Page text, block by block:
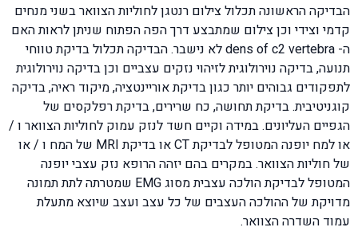
הבדיקה הראשונה תכלול צילום רנטגן לחוליות הצוואר בשני מנחים
קדמי וצידי וכן צילום שמתבצע דרך הפה הפתוח שניתן לראות האם
ה- dens of c2 vertebra לא נישבר. הבדיקה תכלול בדיקת טווחי
תנועה, בדיקה נוירולוגית לזיהוי נזקים עצביים וכן בדיקה נוירולוגית
לתפקודים גבוהים יותר כגון בדיקת אוריינטציה, מיקוד ראיה, בדיקה
קוגניטיבית. בדיקת תחושה, כח שרירים, בדיקת רפלקסים של
הגפיים העליונים. במידה וקיים חשד לנזק עמוק לחוליות הצוואר ו /
או למח יופנה המטופל לבדיקת CT או בדיקת MRI של המח ו / או
של חוליות הצוואר. במקרים בהם יזהה הרופא נזק עצבי יופנה
המטופל לבדיקת הולכה עצבית מסוג EMG שמטרתה לתת תמונה
מדויקת של ההולכה העצבים של כל עצב ועצב שיוצא מתעלת
עמוד השדרה הצוואר.